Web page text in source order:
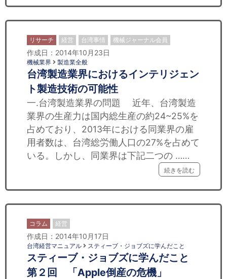
リサーチ 経営 台湾事情 機械ジャーナル会員
作成日：2014年10月23日
機械業界 製造業全般
台湾製造業界におけるインテリジェン
ト製造技術の可能性
一.台湾製造業界の問題 近年、台湾製造
業界の生産力は国内総生産の約24~25%を
占めており、2013年における同業界の雇
用者数は、台湾総労働人口の27%を占めて
いる。しかし、同業界は下記二つの ……
続きを読む
コラム 経営
作成日：2014年10月17日
台湾経営マニュアル スティーブ・ジョブズに学んだこと
スティーブ・ジョブズに学んだこと
第２回 「Apple倒産の危機」